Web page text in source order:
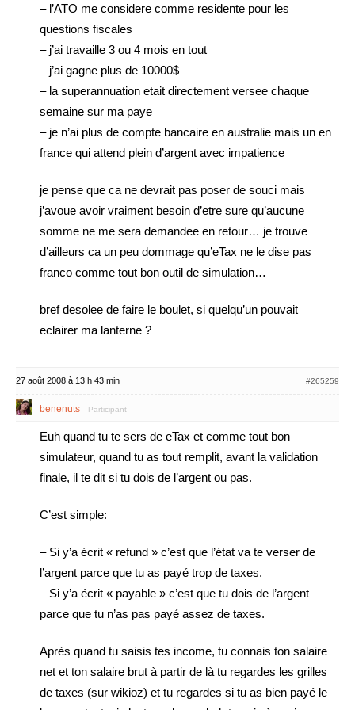
– l’ATO me considere comme residente pour les
questions fiscales
– j’ai travaille 3 ou 4 mois en tout
– j’ai gagne plus de 10000$
– la superannuation etait directement versee chaque
semaine sur ma paye
– je n’ai plus de compte bancaire en australie mais un en
france qui attend plein d’argent avec impatience
je pense que ca ne devrait pas poser de souci mais
j’avoue avoir vraiment besoin d’etre sure qu’aucune
somme ne me sera demandee en retour… je trouve
d’ailleurs ca un peu dommage qu’eTax ne le dise pas
franco comme tout bon outil de simulation…
bref desolee de faire le boulet, si quelqu’un pouvait
eclairer ma lanterne ?
27 août 2008 à 13 h 43 min #265259
benenuts Participant
Euh quand tu te sers de eTax et comme tout bon
simulateur, quand tu as tout remplit, avant la validation
finale, il te dit si tu dois de l’argent ou pas.
C’est simple:
– Si y’a écrit « refund » c’est que l’état va te verser de
l’argent parce que tu as payé trop de taxes.
– Si y’a écrit « payable » c’est que tu dois de l’argent
parce que tu n’as pas payé assez de taxes.
Après quand tu saisis tes income, tu connais ton salaire
net et ton salaire brut à partir de là tu regardes les grilles
de taxes (sur wikioz) et tu regardes si tu as bien payé le